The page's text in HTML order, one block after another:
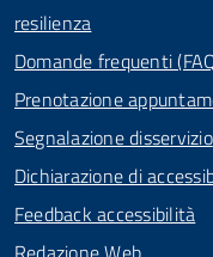
resilienza
Domande frequenti
Prenotazione
Segnalazione disservizio
Dichiarazione di
Feedback accessibilità